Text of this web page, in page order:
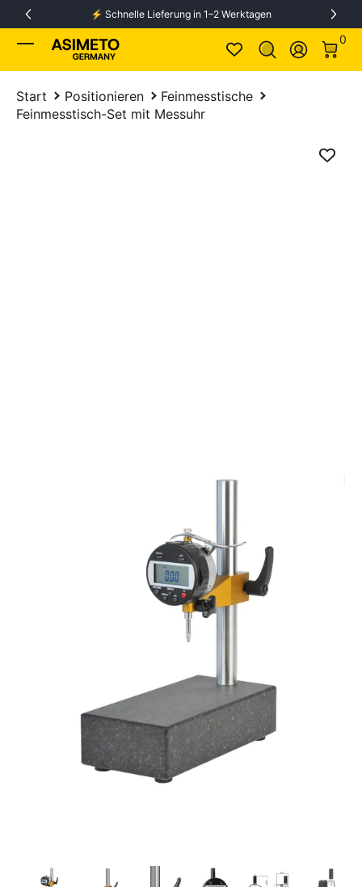
Zum Inhalt springen⚡️ Schnelle Lieferung in 1–2 Werktagen
Anmelden
0
0
Start Positionieren
Feinmesstische
Feinmesstisch-Set mit Messuhr